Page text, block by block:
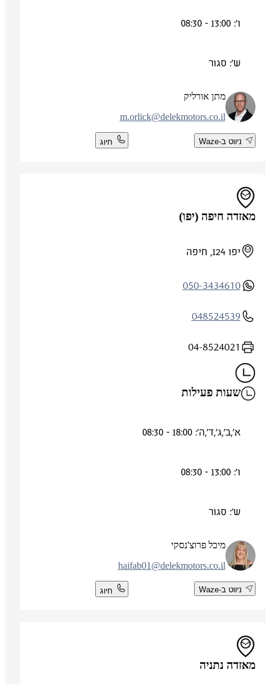
ש': סגור
מתן אורליק
m.orlick@delekmotors.co.il
ניווט ב-Waze חיוג
מאזדה חיפה (יפו)
יפו 124, חיפה
050-3434610
048524539
04-8524021
שעות פעילות
א',ב',ג',ד',ה': 18:00 - 08:30
ש': סגור
מיכל פרוצ'נסקי
haifab01@delekmotors.co.il
ניווט ב-Waze חיוג
מאזדה נתניה